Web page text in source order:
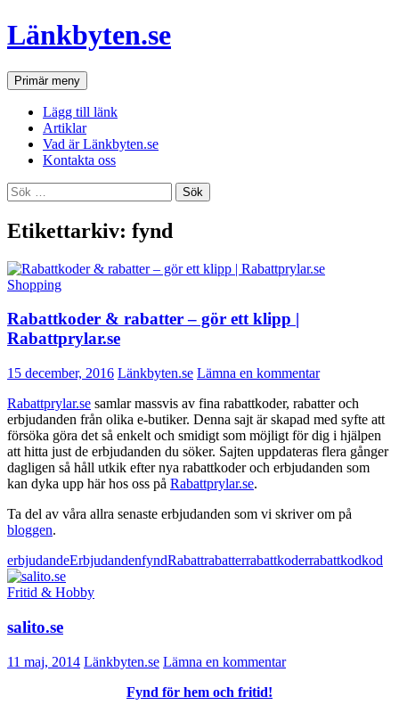
Hoppa
till
Länkbyten.se
SökPrimär meny
Lägg till länk
Artiklar
Vad är Länkbyten.se
Kontakta oss
Sök
efter:
Etikettarkiv: fynd
Shopping
Rabattkoder & rabatter – gör ett klipp |
Rabattprylar.se
15 december, 2016 Länkbyten.se Lämna en kommentar
Rabattprylar.se samlar massvis av fina rabattkoder, rabatter och
erbjudanden från olika e-butiker. Denna sajt är skapad med syfte att
försöka göra det så enkelt och smidigt som möjligt för dig i hjälpen
att hitta just de erbjudanden du söker. Sajten uppdateras flera gånger
dagligen så håll utkik efter nya rabattkoder och erbjudanden som
kan dyka upp här hos oss på Rabattprylar.se.
Ta del av våra allra senaste erbjudanden som vi skriver om på
bloggen.
erbjudandeErbjudandenfyndRabattrabatterrabattkoderrabattkodkod
Fritid & Hobby
salito.se
11 maj, 2014 Länkbyten.se Lämna en kommentar
Fynd för hem och fritid!